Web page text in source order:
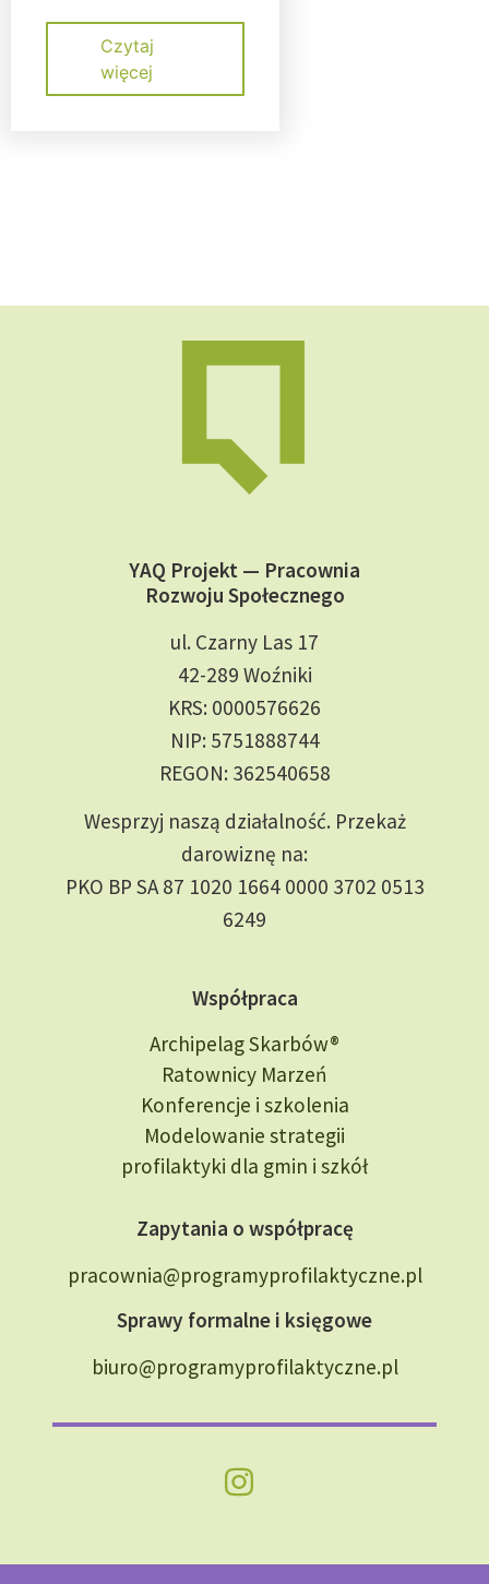
Czytaj
więcej
YAQ Projekt — Pracownia
Rozwoju Społecznego
ul. Czarny Las 17
42-289 Woźniki
KRS: 0000576626
NIP: 5751888744
REGON: 362540658
Wesprzyj naszą działalność. Przekaż
darowiznę na:
PKO BP SA 87 1020 1664 0000 3702 0513
6249
Współpraca
Archipelag Skarbów®
Ratownicy Marzeń
Konferencje i szkolenia
Modelowanie strategii
profilaktyki dla gmin i szkół
Zapytania o współpracę
pracownia@programyprofilaktyczne.pl
Sprawy formalne i księgowe
biuro@programyprofilaktyczne.pl